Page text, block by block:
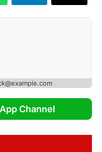
Channel